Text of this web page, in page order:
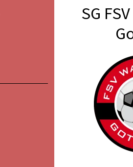
SG